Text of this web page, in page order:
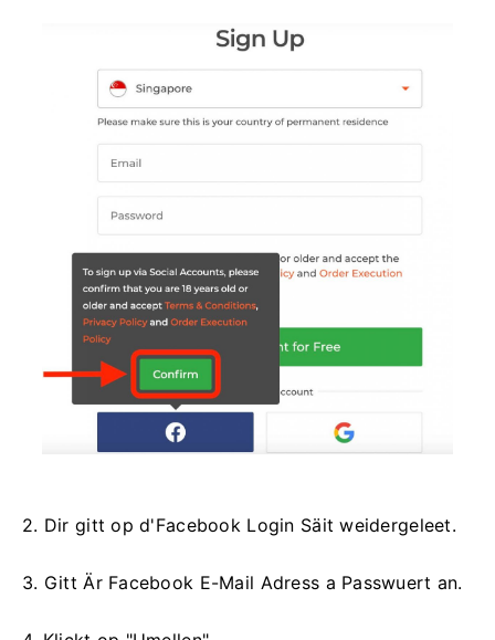
2. Dir gitt op d'Facebook Login Säit weidergeleet.
3. Gitt Är Facebook E-Mail Adress a Passwuert an.